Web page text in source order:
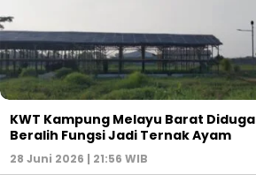
KWT Kampung Melayu Barat Diduga
Beralih Fungsi Jadi Ternak Ayam
28 Juni 2026 | 21:56 WIB